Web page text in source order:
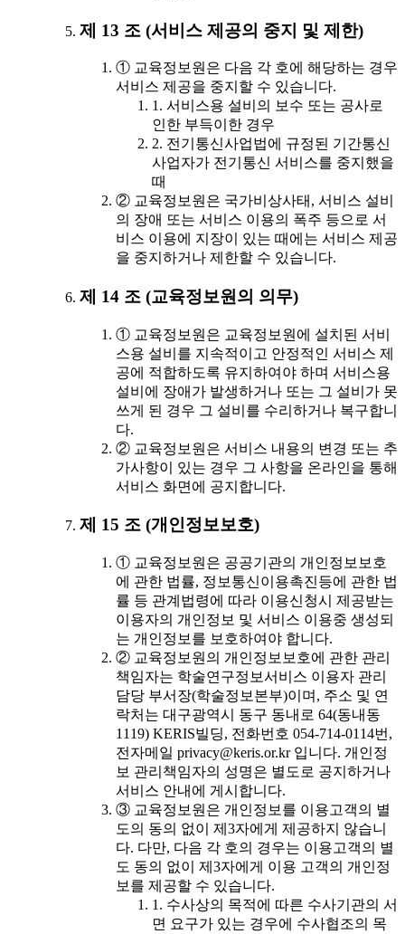
제 13 조 (서비스 제공의 중지 및 제한)
① 교육정보원은 다음 각 호에 해당하는 경우
서비스 제공을 중지할 수 있습니다.
1. 서비스용 설비의 보수 또는 공사로
인한 부득이한 경우
2. 전기통신사업법에 규정된 기간통신
사업자가 전기통신 서비스를 중지했을
때
② 교육정보원은 국가비상사태, 서비스 설비
의 장애 또는 서비스 이용의 폭주 등으로 서
비스 이용에 지장이 있는 때에는 서비스 제공
을 중지하거나 제한할 수 있습니다.
제 14 조 (교육정보원의 의무)
① 교육정보원은 교육정보원에 설치된 서비
스용 설비를 지속적이고 안정적인 서비스 제
공에 적합하도록 유지하여야 하며 서비스용
설비에 장애가 발생하거나 또는 그 설비가 못
쓰게 된 경우 그 설비를 수리하거나 복구합니
다.
② 교육정보원은 서비스 내용의 변경 또는 추
가사항이 있는 경우 그 사항을 온라인을 통해
서비스 화면에 공지합니다.
제 15 조 (개인정보보호)
① 교육정보원은 공공기관의 개인정보보호
에 관한 법률, 정보통신이용촉진등에 관한 법
률 등 관계법령에 따라 이용신청시 제공받는
이용자의 개인정보 및 서비스 이용중 생성되
는 개인정보를 보호하여야 합니다.
② 교육정보원의 개인정보보호에 관한 관리
책임자는 학술연구정보서비스 이용자 관리
담당 부서장(학술정보본부)이며, 주소 및 연
락처는 대구광역시 동구 동내로 64(동내동
1119) KERIS빌딩, 전화번호 054-714-0114번,
전자메일 privacy@keris.or.kr 입니다. 개인정
보 관리책임자의 성명은 별도로 공지하거나
서비스 안내에 게시합니다.
③ 교육정보원은 개인정보를 이용고객의 별
도의 동의 없이 제3자에게 제공하지 않습니
다. 다만, 다음 각 호의 경우는 이용고객의 별
도 동의 없이 제3자에게 이용 고객의 개인정
보를 제공할 수 있습니다.
1. 수사상의 목적에 따른 수사기관의 서
면 요구가 있는 경우에 수사협조의 목